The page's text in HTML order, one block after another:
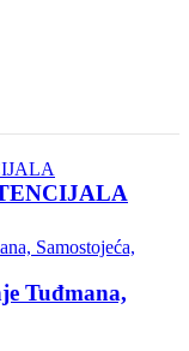
Tuđmana,